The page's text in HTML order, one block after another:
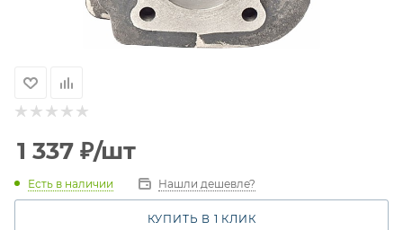
1 337 ₽/шт
Есть в наличии Нашли дешевле?
КУПИТЬ В 1 КЛИК